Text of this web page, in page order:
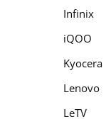
Infinix
iQOO
Kyocera
Lenovo
LeTV